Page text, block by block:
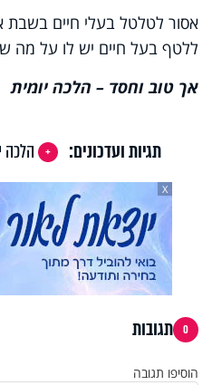
אסור לטלטל בעלי חיים בשבת
ללטף בעל חיים יש לו על מה
אך טוב וחסד – הלכה יומית
תגיות ועדכונים: הלכה
X
0 תגובות
הוסיפו תגובה